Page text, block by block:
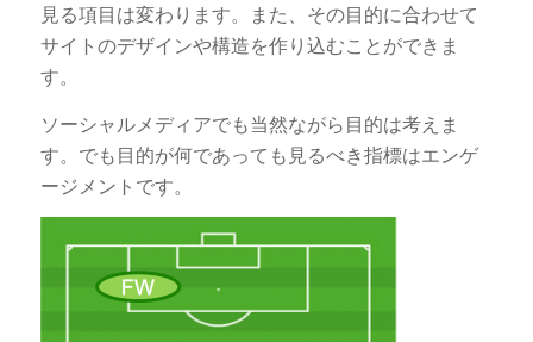
見る項目は変わります。また、その目的に合わせて
サイトのデザインや構造を作り込むことができま
す。
ソーシャルメディアでも当然ながら目的は考えま
す。でも目的が何であっても見るべき指標はエンゲ
ージメントです。